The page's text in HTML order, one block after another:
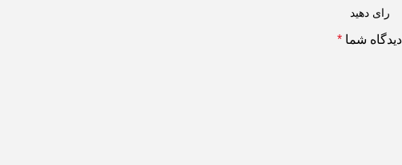
دیدگاه شما *